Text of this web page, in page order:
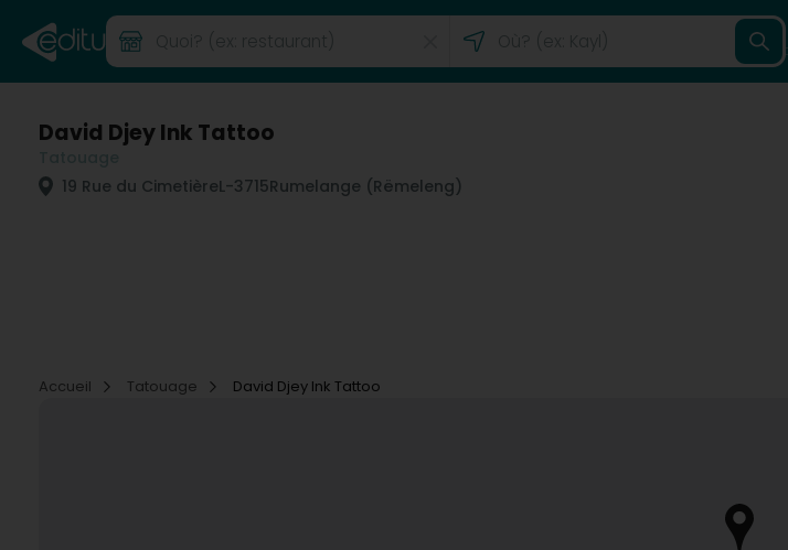
David Djey Ink Tattoo
19 Rue du CimetièreL-3715Rumelange (Rëmeleng)
Accueil
Tatouage David Djey Ink Tattoo